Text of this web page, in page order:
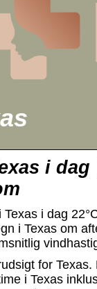
i dag |
i dag
i Texas om
for
i Texas